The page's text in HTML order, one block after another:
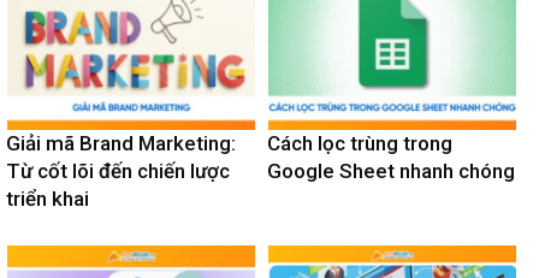
Giải mã Brand Marketing:
Từ cốt lõi đến chiến lược
triển khai
Cách lọc trùng trong
Google Sheet nhanh chóng